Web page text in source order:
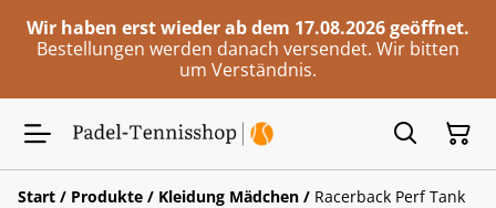
Wir haben erst wieder ab dem 17.08.2026 geöffnet.
Bestellungen werden danach versendet. Wir bitten
um Verständnis.
Start / Produkte / Kleidung Mädchen / Racerback Perf Tank